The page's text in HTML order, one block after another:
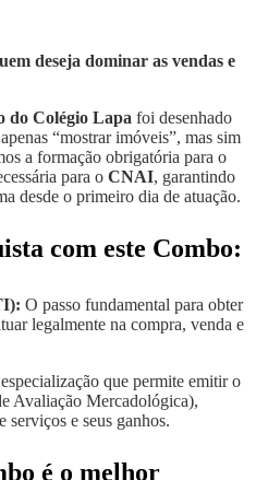
deseja dominar as vendas e
do Colégio Lapa foi desenhado
“mostrar imóveis”, mas sim
a formação obrigatória para o
para o CNAI, garantindo
desde o primeiro dia de atuação.
com este Combo:
O passo fundamental para obter
legalmente na compra, venda e
que permite emitir o
Avaliação Mercadológica),
serviços e seus ganhos.
é o melhor